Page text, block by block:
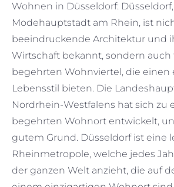
Wohnen in Düsseldorf:
Modehauptstadt am Rhein, ist
beeindruckende Architektur und
Wirtschaft bekannt, sondern auch
begehrten Wohnviertel, die einen
Lebensstil bieten. Die
Nordrhein-Westfalens hat sich zu
begehrten Wohnort entwickelt,
gutem Grund. Düsseldorf ist eine
Rheinmetropole, welche jedes
der ganzen Welt anzieht, die auf